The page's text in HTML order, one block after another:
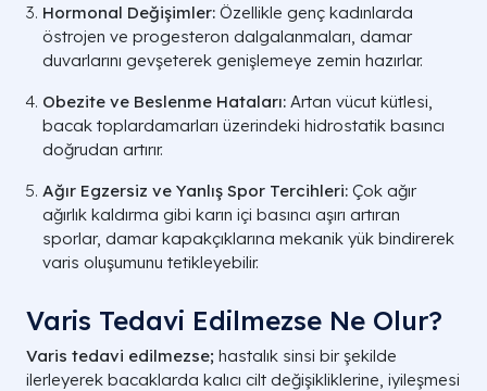
Hormonal Değişimler: Özellikle genç kadınlarda
östrojen ve progesteron dalgalanmaları, damar
duvarlarını gevşeterek genişlemeye zemin hazırlar.
Obezite ve Beslenme Hataları: Artan vücut kütlesi,
bacak toplardamarları üzerindeki hidrostatik basıncı
doğrudan artırır.
Ağır Egzersiz ve Yanlış Spor Tercihleri: Çok ağır
ağırlık kaldırma gibi karın içi basıncı aşırı artıran
sporlar, damar kapakçıklarına mekanik yük bindirerek
varis oluşumunu tetikleyebilir.
Varis Tedavi Edilmezse Ne Olur?
Varis tedavi edilmezse; hastalık sinsi bir şekilde
ilerleyerek bacaklarda kalıcı cilt değişikliklerine, iyileşmesi